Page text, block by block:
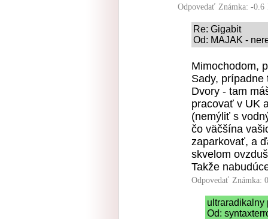
Odpovedať Známka: -0.6
Re: Gigabit
Od: MAJAK -
Mimochodom,
Sady,
Dvory - tam
pracovať v UK
(nemýliť s
čo väčšína
zaparkovať, a
skvelom
Takže
Odpovedať Známka:
ultraradikalny
Od: